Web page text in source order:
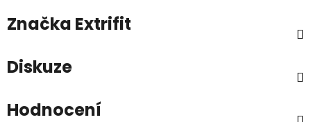
Značka Extrifit
Diskuze
Hodnocení